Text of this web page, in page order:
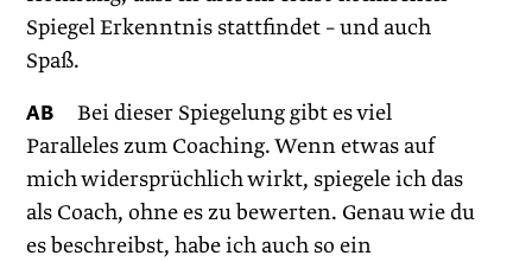
Spiegel Erkenntnis stattfindet – und auch
Spaß.
AB Bei dieser Spiegelung gibt es viel
Paralleles zum Coaching. Wenn etwas auf
mich widersprüchlich wirkt, spiegele ich das
als Coach, ohne es zu bewerten. Genau wie du
es beschreibst, habe ich auch so ein